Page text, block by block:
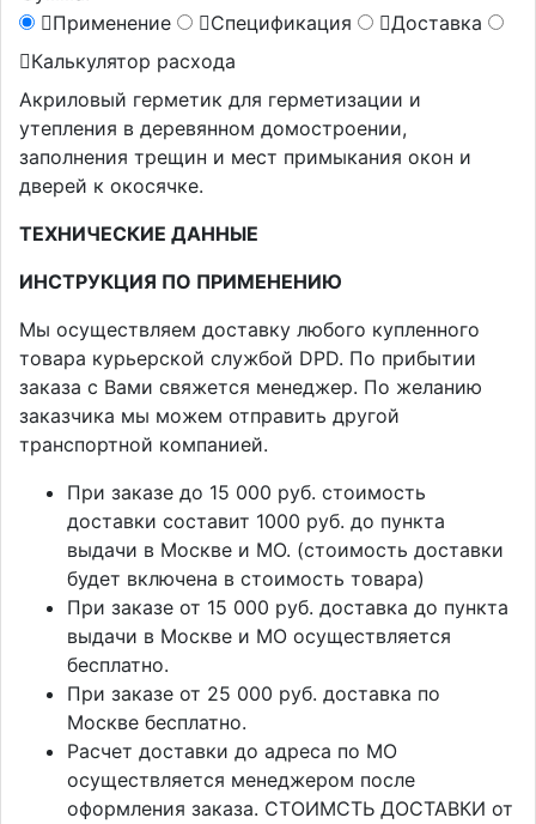
Применение
Спецификация
Доставка
Калькулятор расхода
Акриловый герметик для герметизации и
утепления в деревянном домостроении,
заполнения трещин и мест примыкания окон и
дверей к окосячке.
ТЕХНИЧЕСКИЕ ДАННЫЕ
ИНСТРУКЦИЯ ПО ПРИМЕНЕНИЮ
Мы осуществляем доставку любого купленного
товара курьерской службой DPD. По прибытии
заказа с Вами свяжется менеджер. По желанию
заказчика мы можем отправить другой
транспортной компанией.
При заказе до 15 000 руб. стоимость
доставки составит 1000 руб. до пункта
выдачи в Москве и МО. (стоимость доставки
будет включена в стоимость товара)
При заказе от 15 000 руб. доставка до пункта
выдачи в Москве и МО осуществляется
бесплатно.
При заказе от 25 000 руб. доставка по
Москве бесплатно.
Расчет доставки до адреса по МО
осуществляется менеджером после
оформления заказа. СТОИМСТЬ ДОСТАВКИ от